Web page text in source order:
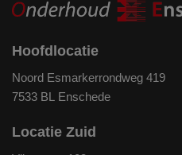
Hoofdlocatie
Noord Esmarkerrondweg 419
7533 BL Enschede
Locatie Zuid